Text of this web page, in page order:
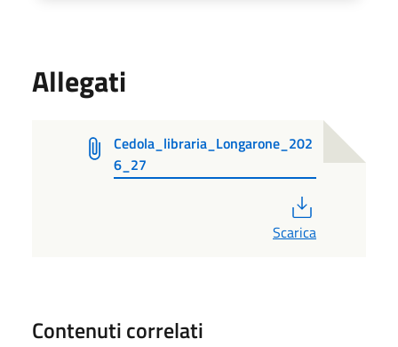
Allegati
Cedola_libraria_Longarone_202
6_27
Scarica
Contenuti correlati